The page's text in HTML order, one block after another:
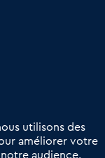
utilisons des
améliorer votre
audience.